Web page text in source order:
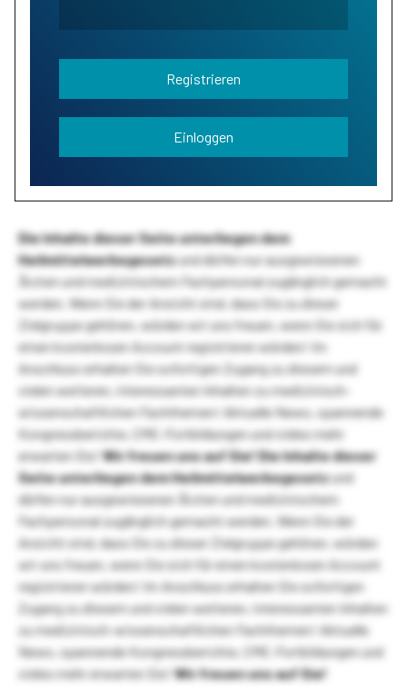
Registrieren
Einloggen
Die Inhalte dieser Seite unterliegen dem
Heilmittelwerbegesetzund dürfen nur ausgewiesenen
Ärzten und medizinischem Fachpersonal zugänglich gemacht
werden. Wenn Sie der Ansicht sind, dass Sie zu dieser
Zielgruppe gehören, würden wir uns freuen, wenn Sie sich für
einen kostenlosen Account registrieren würden! Im
Anschluss erhalten Sie sofortigen Zugang zu diesem und
vielen weiteren, interessanten Inhalten zu medizinisch-
wissenschaftlichen Fachthemen! Aktuelle News, spannende
Kongressberichte, CME-Fortbildungen und vieles mehr
erwarten Sie!Wir freuen uns auf Sie!Die Inhalte dieser
Seite unterliegen dem Heilmittelwerbegesetzund
dürfen nur ausgewiesenen Ärzten und medizinischem
Fachpersonal zugänglich gemacht werden. Wenn Sie der
Ansicht sind, dass Sie zu dieser Zielgruppe gehören, würden
wir uns freuen, wenn Sie sich für einen kostenlosen Account
registrieren würden! Im Anschluss erhalten Sie sofortigen
Zugang zu diesem und vielen weiteren, interessanten Inhalten
zu medizinisch-wissenschaftlichen Fachthemen! Aktuelle
News, spannende Kongressberichte, CME-Fortbildungen und
vieles mehr erwarten Sie!Wir freuen uns auf Sie!